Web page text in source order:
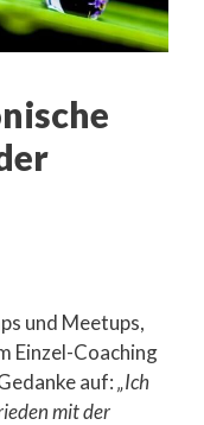
und Meetups,
Einzel-Coaching
auf:„Ich
mit der